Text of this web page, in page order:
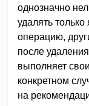
однозначно
удалять
операцию,
после
выполняет
конкретном
на